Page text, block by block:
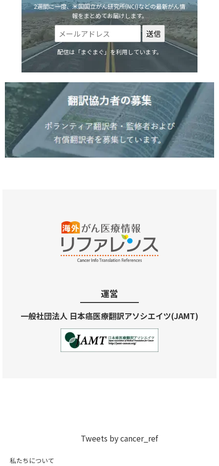
2週間に一度、米国国立がん研究所(NCI)などの最新がん情
報をまとめてお届けします。
配信は「まぐまぐ」を利用しています。
運営
一般社団法人 日本癌医療翻訳アソシエイツ(JAMT)
Tweets by cancer_ref
私たちについて